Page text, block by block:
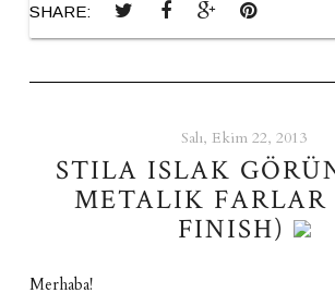
SHARE:
Salı, Ekim 22, 2013
STILA ISLAK
METALIK
FINISH)
Merhaba!